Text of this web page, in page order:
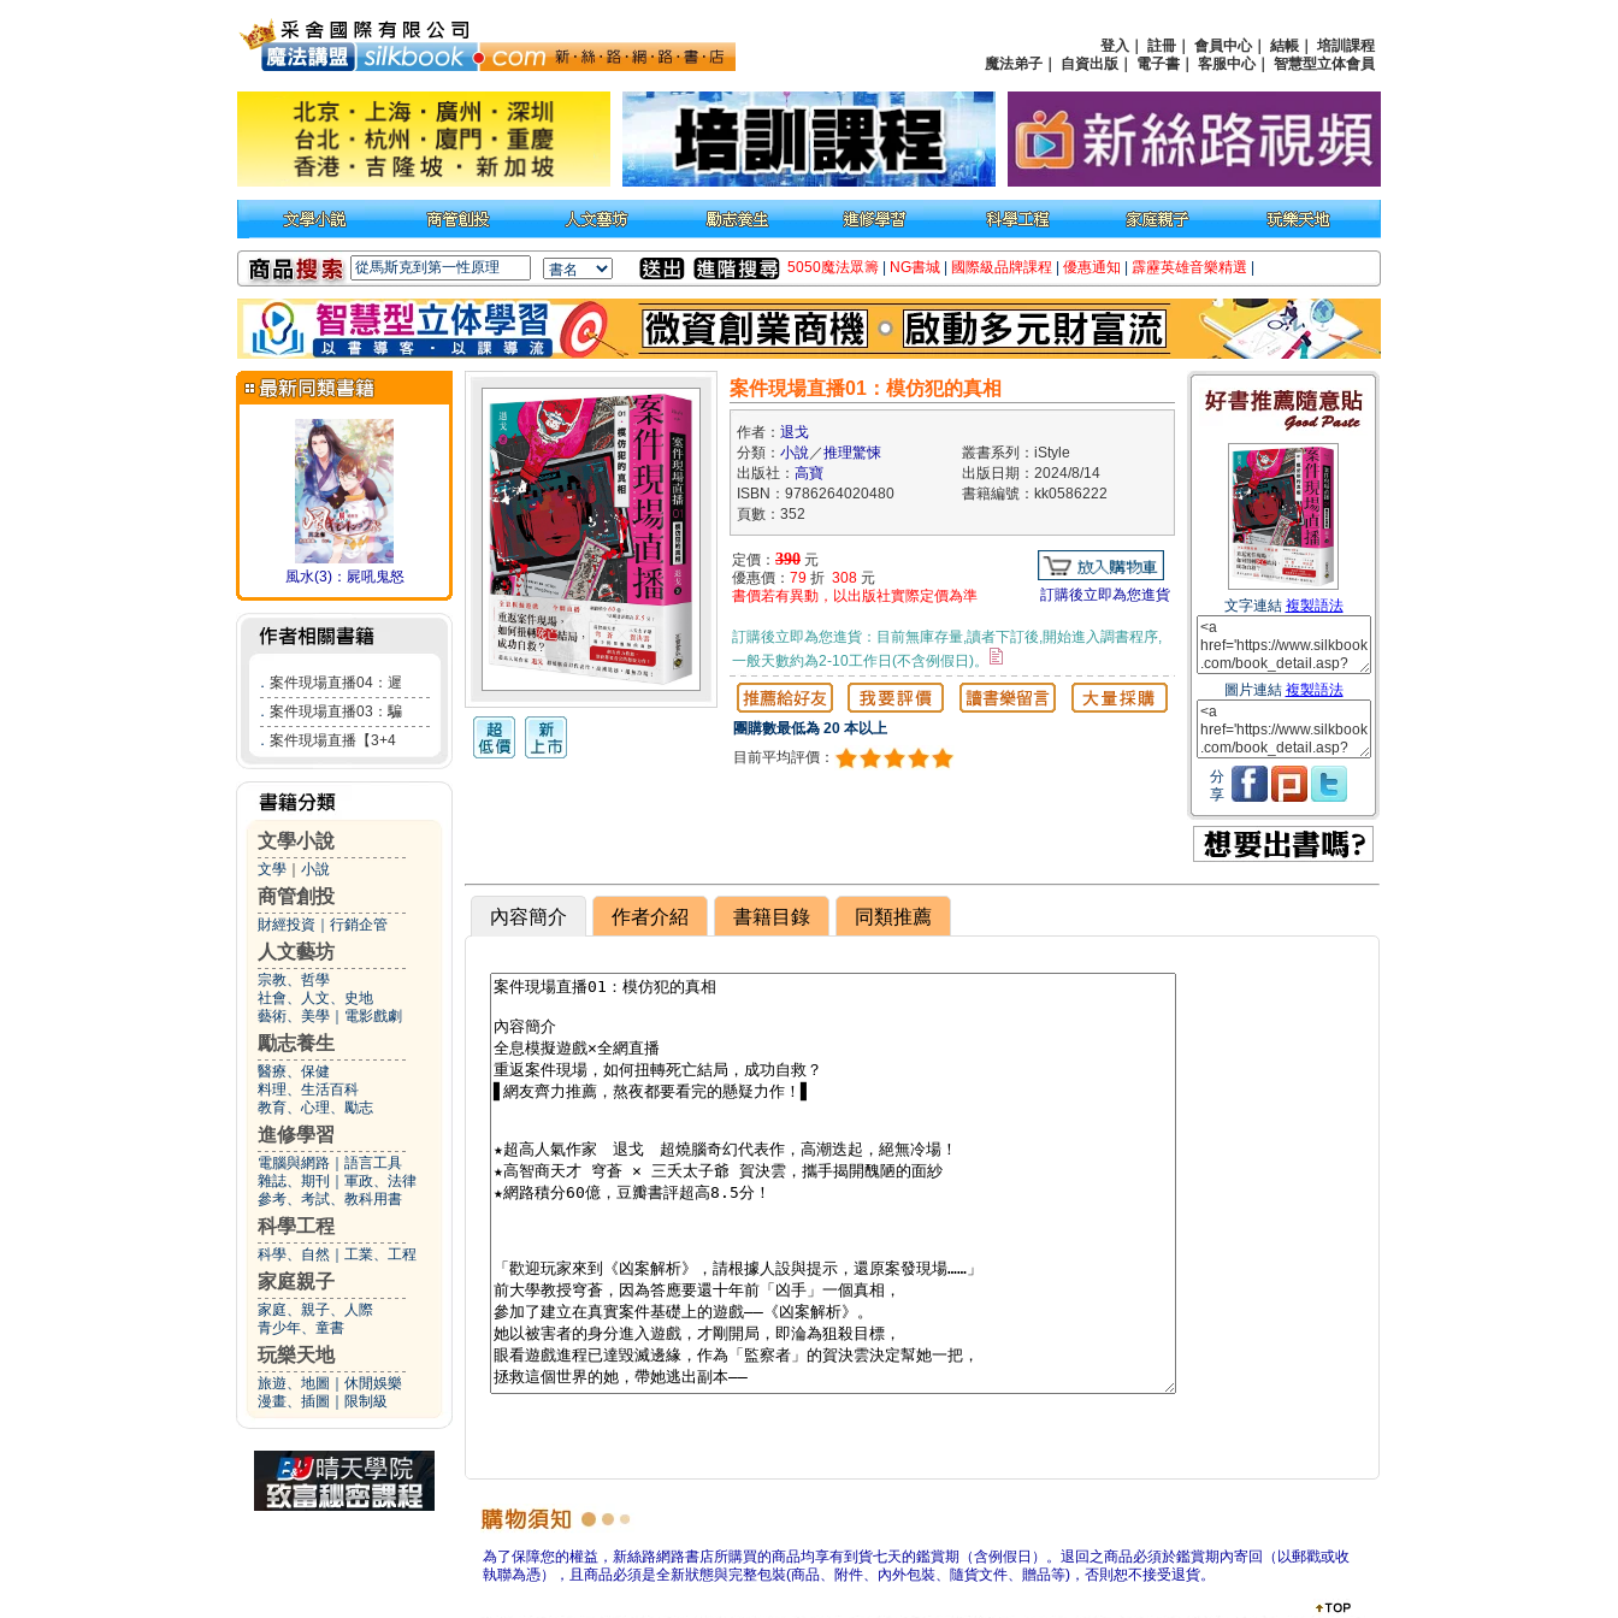
登入 註冊 會員中心｜ 結帳
培訓課程
魔法弟子
自資出版 電子書 客服中心｜ 智慧型立体會員
5050魔法眾籌 NG書城 國際級品牌課程 優惠通知 霹靂英雄音樂精選
風水(3)：屍吼鬼怒
． 案件現場直播04：遲
． 案件現場直播03：騙
． 案件現場直播【3+4
文學小說
文學 小說
商管創投
財經投資 行銷企管
人文藝坊
宗教、哲學
社會、人文、史地
藝術、美學
電影戲劇
勵志養生
醫療、保健
料理、生活百科
教育、心理、勵志
進修學習
電腦與網路
語言工具
雜誌、期刊
軍政、法律
參考、考試、教科用書
科學工程
科學、自然 工業、工程
家庭親子
家庭、親子、人際
青少年、童書
玩樂天地
旅遊、地圖
休閒娛樂
漫畫、插圖
限制級
案件現場直播01：模仿犯的真相
作者： 退戈
分類： 小說／推理驚悚
叢書系列：iStyle
出版社： 高寶
出版日期：2024/8/14
ISBN：9786264020480
書籍編號：kk0586222
頁數：352
定價： 390 元
優惠價： 79 折 308 元
書價若有異動，以出版社實際定價為準
訂購後立即為您進貨
訂購後立即為您進貨：目前無庫存量,讀者下訂後,開始進入調書程序,
一般天數約為2-10工作日(不含例假日)。
團購數最低為 20 本以上
目前平均評價：
文字連結 複製語法
圖片連結 複製語法
分
享
內容簡介 作者介紹 書籍目錄 同類推薦
為了保障您的權益，新絲路網路書店所購買的商品均享有到貨七天的鑑賞期（含例假日）。退回之商品必須於鑑賞期內寄回（以郵戳或收
執聯為憑），且商品必須是全新狀態與完整包裝(商品、附件、內外包裝、隨貨文件、贈品等)，否則恕不接受退貨。